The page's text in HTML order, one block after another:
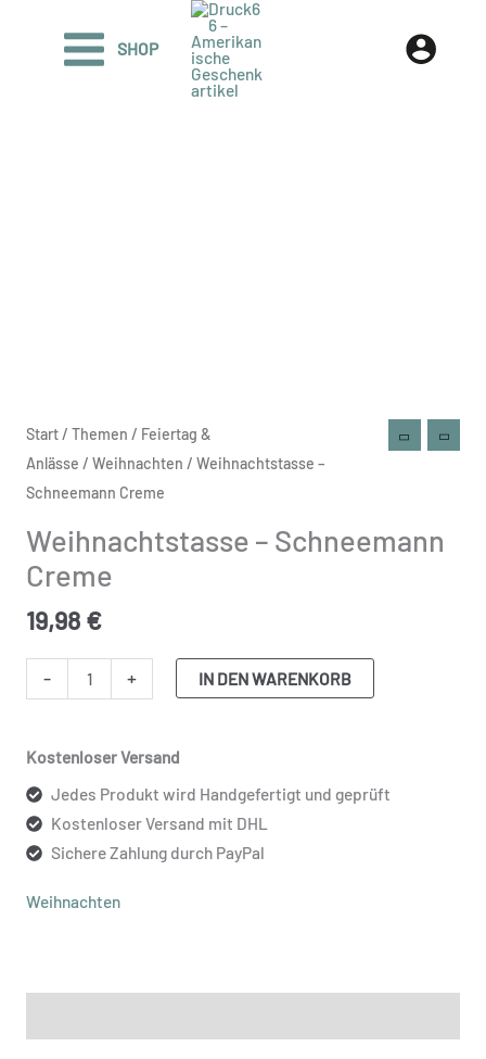
SHOP
Start/ Themen / Feiertag &
Anlässe / Weihnachten / Weihnachtstasse –
Schneemann Creme
Weihnachtstasse – Schneemann
Creme
19,98 €
-
Weihnachtstasse
-
Schneemann
Menge
+ IN DEN WARENKORB
Kostenloser Versand
Jedes Produkt wird Handgefertigt und geprüft
Kostenloser Versand mit DHL
Sichere Zahlung durch PayPal
Weihnachten